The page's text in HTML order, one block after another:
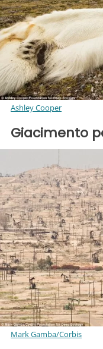
Ashley Cooper
Giacimento
Mark Gamba/Corbis